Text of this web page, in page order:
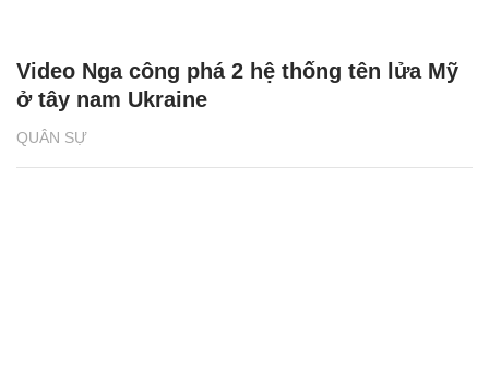
QUÂN SỰ
Video Nga công phá 2 hệ thống tên lửa Mỹ
ở tây nam Ukraine